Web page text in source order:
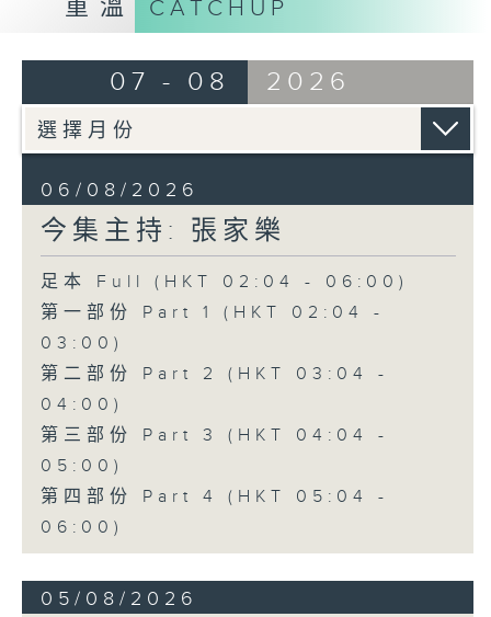
重溫 CATCHUP
07 - 08 2026
06/08/2026
今集主持: 張家樂
足本 Full (HKT 02:04 - 06:00)
第一部份 Part 1 (HKT 02:04 -
03:00)
第二部份 Part 2 (HKT 03:04 -
04:00)
第三部份 Part 3 (HKT 04:04 -
05:00)
第四部份 Part 4 (HKT 05:04 -
06:00)
05/08/2026